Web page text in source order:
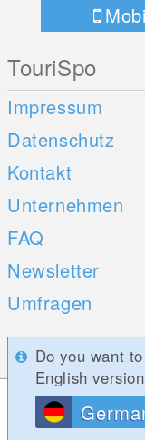
TouriSpo
Impressum
Datenschutz
Kontakt
Unternehmen
FAQ
Newsletter
Umfragen
Mobile Apps
iOS
Android
Do you want
English
Diese
die